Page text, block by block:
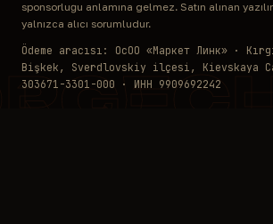
sponsorluğu anlamına gelmez. Satın alınan
yalnızca alıcı sorumludur.
Ödeme aracısı: ОсОО «Маркет Линк» ·
Bişkek, Sverdlovskiy ilçesi, Kievskaya
303671-3301-000 · ИНН 9909692242